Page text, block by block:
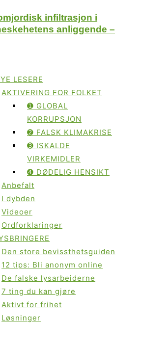
infiltrasjon i
anliggende –
LESERE
AKTIVERING FOR FOLKET
➊ GLOBAL
KORRUPSJON
➋ FALSK KLIMAKRISE
➌ ISKALDE
VIRKEMIDLER
➍ DØDELIG HENSIKT
Anbefalt
I dybden
Videoer
Ordforklaringer
Den store bevissthetsguiden
12 tips: Bli anonym online
De falske lysarbeiderne
7 ting du kan gjøre
Aktivt for frihet
Løsninger